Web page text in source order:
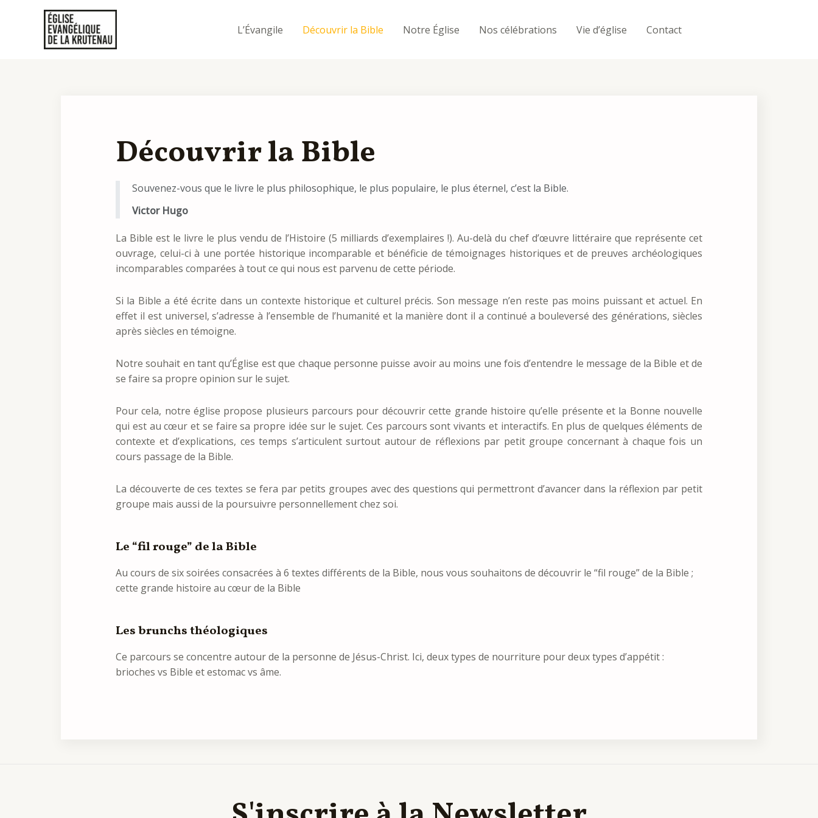
L’Évangile Découvrir la Bible Notre Église Nos célébrations Vie d’église Contact
Découvrir la Bible
Souvenez-vous que le livre le plus philosophique, le plus populaire, le plus éternel, c’est la Bible.
Victor Hugo
La Bible est le livre le plus vendu de l’Histoire (5 milliards d’exemplaires !). Au-delà du chef d’œuvre littéraire que représente cet
ouvrage, celui-ci à une portée historique incomparable et bénéficie de témoignages historiques et de preuves archéologiques
incomparables comparées à tout ce qui nous est parvenu de cette période.
Si la Bible a été écrite dans un contexte historique et culturel précis. Son message n’en reste pas moins puissant et actuel. En
effet il est universel, s’adresse à l’ensemble de l’humanité et la manière dont il a continué a bouleversé des générations, siècles
après siècles en témoigne.
Notre souhait en tant qu’Église est que chaque personne puisse avoir au moins une fois d’entendre le message de la Bible et de
se faire sa propre opinion sur le sujet.
Pour cela, notre église propose plusieurs parcours pour découvrir cette grande histoire qu’elle présente et la Bonne nouvelle
qui est au cœur et se faire sa propre idée sur le sujet. Ces parcours sont vivants et interactifs. En plus de quelques éléments de
contexte et d’explications, ces temps s’articulent surtout autour de réflexions par petit groupe concernant à chaque fois un
cours passage de la Bible.
La découverte de ces textes se fera par petits groupes avec des questions qui permettront d’avancer dans la réflexion par petit
groupe mais aussi de la poursuivre personnellement chez soi.
Le “fil rouge” de la Bible
Au cours de six soirées consacrées à 6 textes différents de la Bible, nous vous souhaitons de découvrir le “fil rouge” de la Bible ;
cette grande histoire au cœur de la Bible
Les brunchs théologiques
Ce parcours se concentre autour de la personne de Jésus-Christ. Ici, deux types de nourriture pour deux types d’appétit :
brioches vs Bible et estomac vs âme.